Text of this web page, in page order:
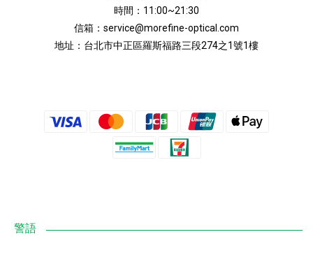
時間：11:00~21:30
信箱： service@morefine-optical.com
地址： 台北市中正區羅斯福路三段274之1號1樓